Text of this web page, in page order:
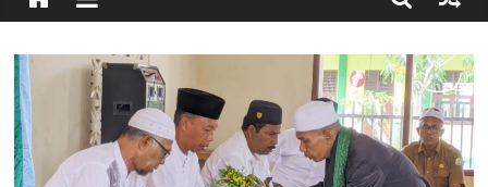
Timur
Simpang
Ulim,
Aceh
Timur